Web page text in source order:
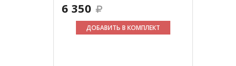
6 350
ДОБАВИТЬ В КОМПЛЕКТ